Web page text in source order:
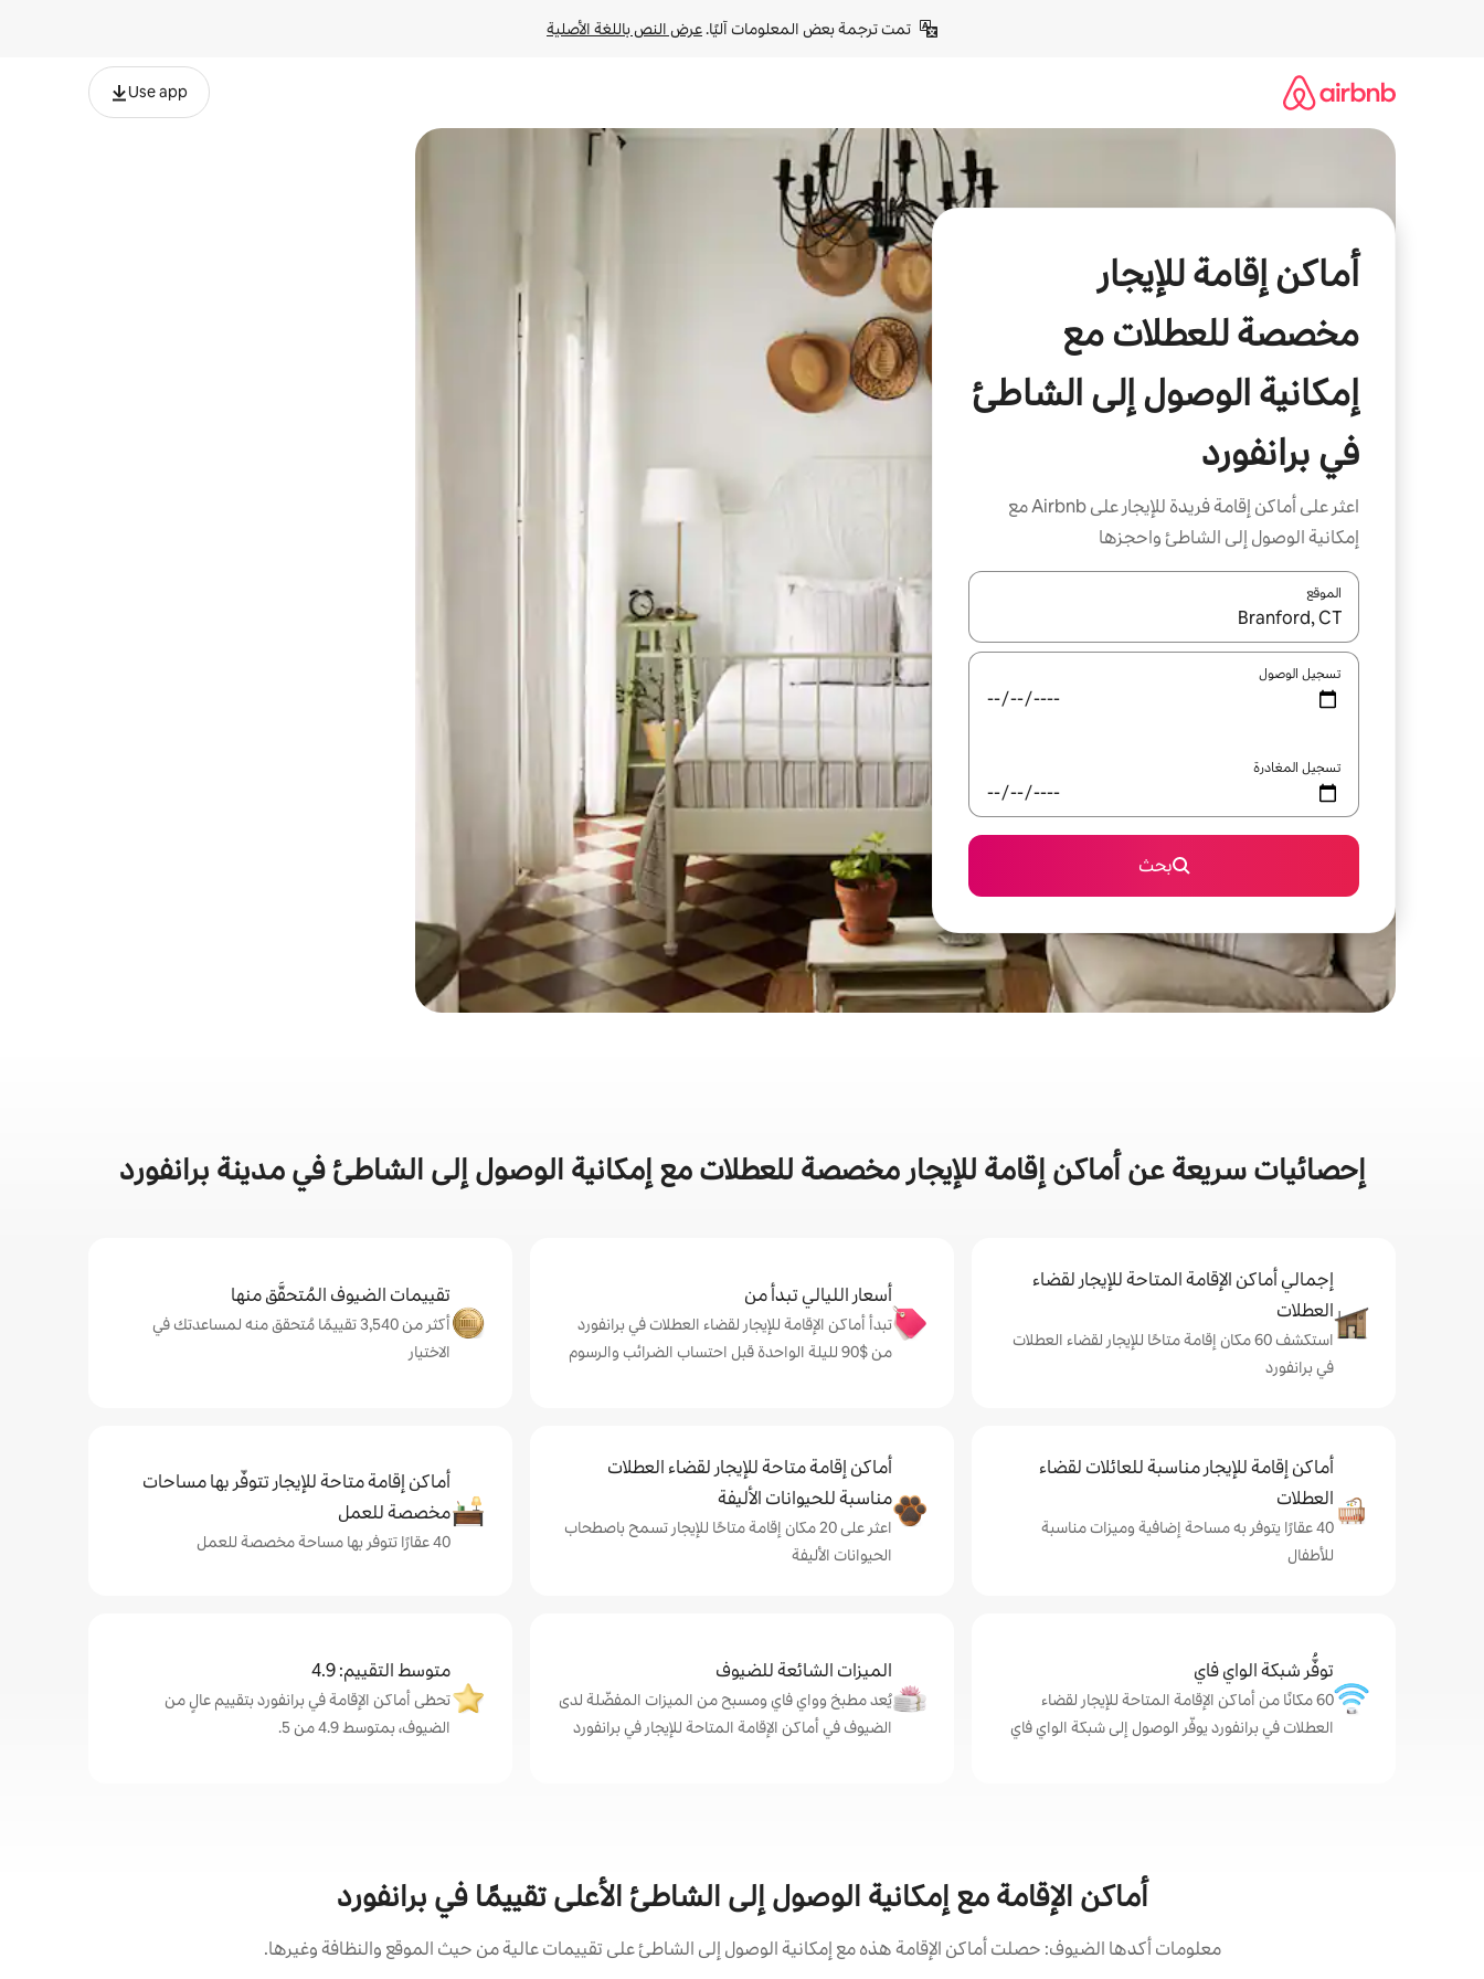
تمت ترجمة بعض المعلومات آليًا. عرض النص باللغة الأصلية
Use app
أماكن إقامة للإيجار
مخصصة للعطلات مع
إمكانية الوصول إلى الشاطئ
في برانفورد
اعثر على أماكن إقامة فريدة للإيجار على Airbnb مع
إمكانية الوصول إلى الشاطئ واحجزها
الموقع
عند توفر النتائج، انتقل باستخدام السهمين لأعلى ولأسفل أو استكشف عن طريق اللمس أو السحب.
تسجيل الوصول
تسجيل المغادرة
بحث
إحصائيات سريعة عن أماكن إقامة للإيجار مخصصة للعطلات مع إمكانية الوصول إلى الشاطئ في مدينة برانفورد
إجمالي أماكن الإقامة المتاحة للإيجار لقضاء
العطلات
استكشف 60 مكان إقامة متاحًا للإيجار لقضاء العطلات
في برانفورد
أسعار الليالي تبدأ من
تبدأ أماكن الإقامة للإيجار لقضاء العطلات في برانفورد
من $‏90 لليلة الواحدة قبل احتساب الضرائب والرسوم
تقييمات الضيوف المُتحقَّق منها
أكثر من 3,540 تقييمًا مُتحقق منه لمساعدتك في
الاختيار
أماكن إقامة للإيجار مناسبة للعائلات لقضاء
العطلات
40 عقارًا يتوفر به مساحة إضافية وميزات مناسبة
للأطفال
أماكن إقامة متاحة للإيجار لقضاء العطلات
مناسبة للحيوانات الأليفة
اعثر على 20 مكان إقامة متاحًا للإيجار تسمح باصطحاب
الحيوانات الأليفة
أماكن إقامة متاحة للإيجار تتوفّر بها مساحات
مخصصة للعمل
40 عقارًا تتوفر بها مساحة مخصصة للعمل
توفُّر شبكة الواي فاي
60 مكانًا من أماكن الإقامة المتاحة للإيجار لقضاء
العطلات في برانفورد يوفّر الوصول إلى شبكة الواي فاي
الميزات الشائعة للضيوف
يُعد مطبخ وواي فاي ومسبح من الميزات المفضّلة لدى
الضيوف في أماكن الإقامة المتاحة للإيجار في برانفورد
متوسط التقييم: 4.9
تحظى أماكن الإقامة في برانفورد بتقييم عالٍ من
الضيوف، بمتوسط 4.9 من 5.
أماكن الإقامة مع إمكانية الوصول إلى الشاطئ الأعلى تقييمًا في برانفورد
معلومات أكدها الضيوف: حصلت أماكن الإقامة هذه مع إمكانية الوصول إلى الشاطئ على تقييمات عالية من حيث الموقع والنظافة وغيرها.